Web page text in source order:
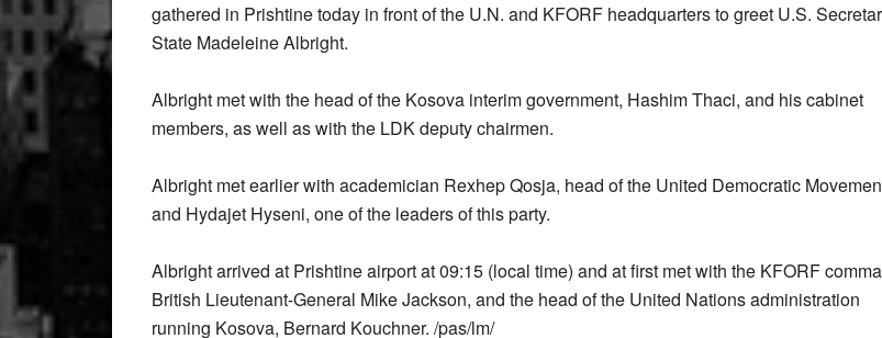
gathered in Prishtine today in front of the U.N. and KFORF headquarters to greet U.S.
State Madeleine Albright.
Albright met with the head of the Kosova interim government, Hashim Thaci, and his cabinet
members, as well as with the LDK deputy chairmen.
Albright met earlier with academician Rexhep Qosja, head of the United Democratic
and Hydajet Hyseni, one of the leaders of this party.
Albright arrived at Prishtine airport at 09:15 (local time) and at first met with the KFORF
British Lieutenant-General Mike Jackson, and the head of the United Nations administration
running Kosova, Bernard Kouchner. /pas/lm/